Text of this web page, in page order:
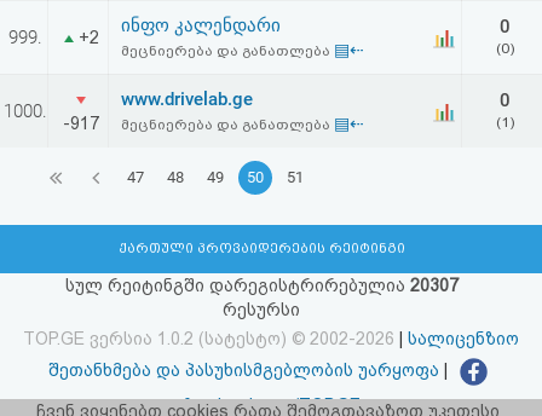
999. +2
ინფო კალენდარი
მეცნიერება და განათლება ▤⇠
0
(0)
1000.
-917
www.drivelab.ge
მეცნიერება და განათლება ▤⇠
0
(1)
47 48 49 50 51
ქართული პროვაიდერების რეიტინგი
სულ რეიტინგში დარეგისტრირებულია 20307
რესურსი
TOP.GE ვერსია 1.0.2 (სატესტო) © 2002-2026
სალიცენზიო
შეთანხმება და პასუხისმგებლობის უარყოფა
facebook.com/TOP.GE
ჩვენ ვიყენებთ cookies რათა შემოგთავაზოთ უკეთესი